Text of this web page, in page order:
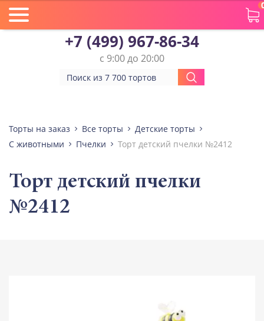
+7 (499) 967-86-34
с 9:00 до 20:00
Торты на заказ Все торты
Детские торты
С животными
Пчелки Торт детский пчелки №2412
Торт детский пчелки
№2412